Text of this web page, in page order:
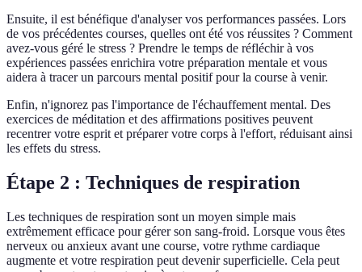
Ensuite, il est bénéfique d'analyser vos performances passées. Lors
de vos précédentes courses, quelles ont été vos réussites ? Comment
avez-vous géré le stress ? Prendre le temps de réfléchir à vos
expériences passées enrichira votre préparation mentale et vous
aidera à tracer un parcours mental positif pour la course à venir.
Enfin, n'ignorez pas l'importance de l'échauffement mental. Des
exercices de méditation et des affirmations positives peuvent
recentrer votre esprit et préparer votre corps à l'effort, réduisant ainsi
les effets du stress.
Étape 2 : Techniques de respiration
Les techniques de respiration sont un moyen simple mais
extrêmement efficace pour gérer son sang-froid. Lorsque vous êtes
nerveux ou anxieux avant une course, votre rythme cardiaque
augmente et votre respiration peut devenir superficielle. Cela peut